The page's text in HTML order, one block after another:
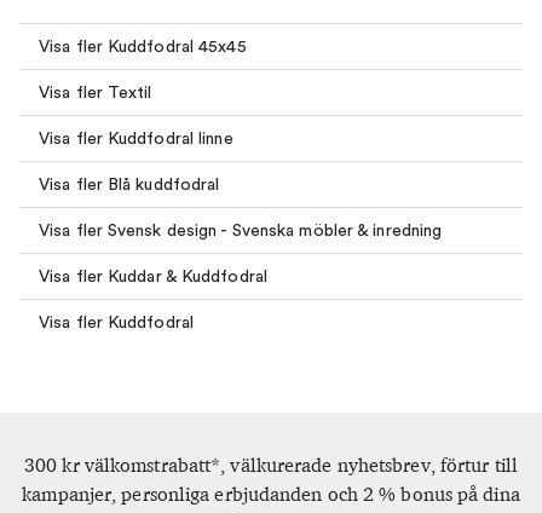
Visa fler Kuddfodral 45x45
Visa fler Textil
Visa fler Kuddfodral linne
Visa fler Blå kuddfodral
Visa fler Svensk design - Svenska möbler & inredning
Visa fler Kuddar & Kuddfodral
Visa fler Kuddfodral
300 kr välkomstrabatt*, välkurerade nyhetsbrev, förtur till
kampanjer, personliga erbjudanden och 2 % bonus på dina